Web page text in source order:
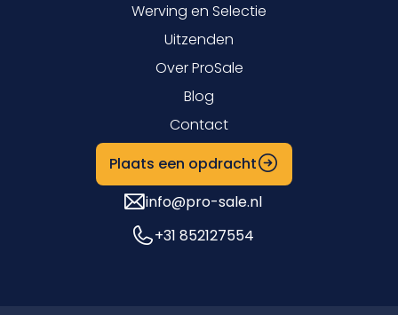
Werving en Selectie
Uitzenden
Over ProSale
Blog
Contact
Plaats een opdracht
info@pro-sale.nl
+31 852127554